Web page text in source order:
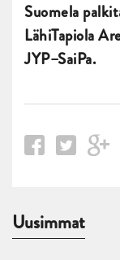
Suomela
LähiTapiola
JYP–SaiPa.
Uusimmat